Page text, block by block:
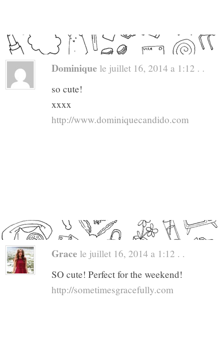
Dominique le juillet 16, 2014 a 1:12 . .
so cute!
xxxx
http://www.dominiquecandido.com
Grace le juillet 16, 2014 a 1:12 . .
SO cute! Perfect for the weekend!
http://sometimesgracefully.com